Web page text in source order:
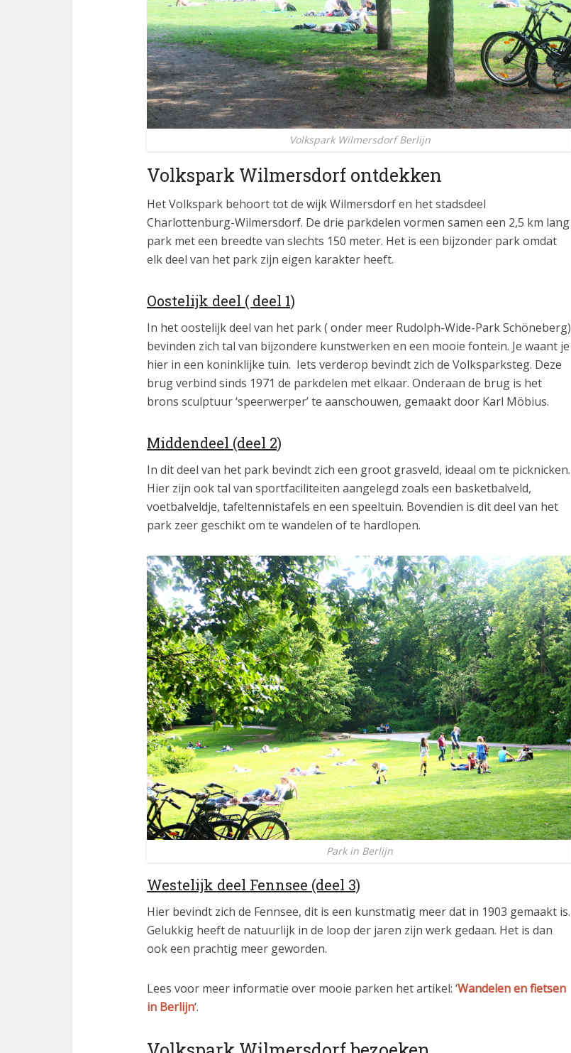
Volkspark Wilmersdorf Berlijn
Volkspark Wilmersdorf ontdekken
Het Volkspark behoort tot de wijk Wilmersdorf en het stadsdeel
Charlottenburg-Wilmersdorf. De drie parkdelen vormen samen een 2,5 km lang
park met een breedte van slechts 150 meter. Het is een bijzonder park omdat
elk deel van het park zijn eigen karakter heeft.
Oostelijk deel ( deel 1)
In het oostelijk deel van het park ( onder meer Rudolph-Wide-Park Schöneberg)
bevinden zich tal van bijzondere kunstwerken en een mooie fontein. Je waant je
hier in een koninklijke tuin. Iets verderop bevindt zich de Volksparksteg. Deze
brug verbind sinds 1971 de parkdelen met elkaar. Onderaan de brug is het
brons sculptuur ‘speerwerper’ te aanschouwen, gemaakt door Karl Möbius.
Middendeel (deel 2)
In dit deel van het park bevindt zich een groot grasveld, ideaal om te picknicken.
Hier zijn ook tal van sportfaciliteiten aangelegd zoals een basketbalveld,
voetbalveldje, tafeltennistafels en een speeltuin. Bovendien is dit deel van het
park zeer geschikt om te wandelen of te hardlopen.
Park in Berlijn
Westelijk deel Fennsee (deel 3)
Hier bevindt zich de Fennsee, dit is een kunstmatig meer dat in 1903 gemaakt is.
Gelukkig heeft de natuurlijk in de loop der jaren zijn werk gedaan. Het is dan
ook een prachtig meer geworden.
Lees voor meer informatie over mooie parken het artikel: ‘Wandelen en fietsen
in Berlijn‘.